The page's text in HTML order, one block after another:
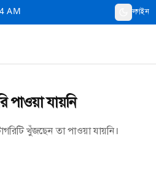
AM লগইন
পাওয়া যায়নি
খুঁজছেন তা পাওয়া যায়নি।